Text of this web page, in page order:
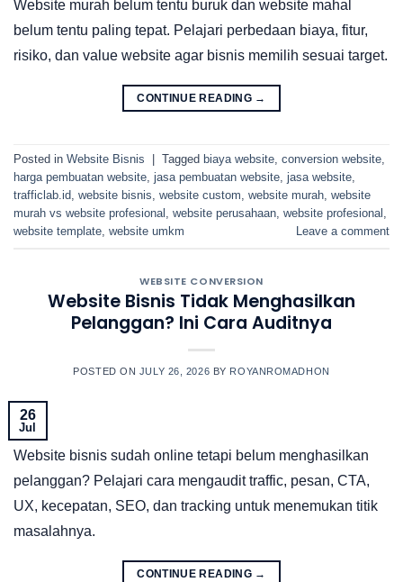
Website murah belum tentu buruk dan website mahal
belum tentu paling tepat. Pelajari perbedaan biaya, fitur,
risiko, dan value website agar bisnis memilih sesuai target.
CONTINUE READING →
Posted in Website Bisnis Tagged biaya website conversion website
harga pembuatan website jasa pembuatan website jasa website
trafficlab.id website bisnis website custom website murah website
murah vs website profesional
website perusahaan website profesional
website template website umkm Leave a comment
WEBSITE CONVERSION
Website Bisnis Tidak Menghasilkan
Pelanggan? Ini Cara Auditnya
POSTED ON JULY 26, 2026 BY ROYANROMADHON
26
Jul
Website bisnis sudah online tetapi belum menghasilkan
pelanggan? Pelajari cara mengaudit traffic, pesan, CTA,
UX, kecepatan, SEO, dan tracking untuk menemukan titik
masalahnya.
CONTINUE READING →